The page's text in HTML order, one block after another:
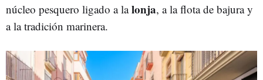
núcleo pesquero ligado a lalonja, a la flota de bajura y
a la tradición marinera.